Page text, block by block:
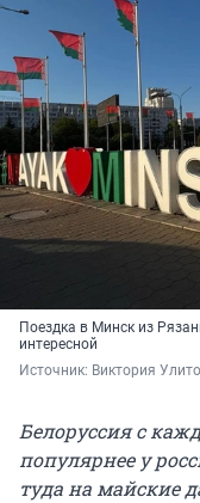
Поездка в Минск из
интересной
Источник: Виктория
Белоруссия с
популярнее у
туда на майские